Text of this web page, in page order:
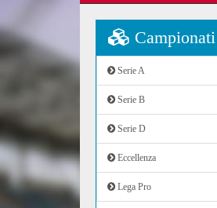
Campionati
Serie A
Serie B
Serie D
Eccellenza
Lega Pro